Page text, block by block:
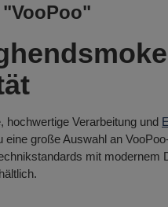
hochwertige Verarbeitung und
große Auswahl an
mit